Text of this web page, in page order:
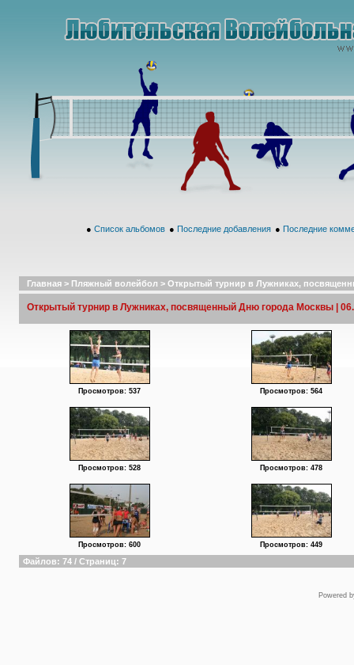
● Список альбомов ● Последние добавления ● Последние
Главная > Пляжный волейбол > Открытый турнир в Лужниках,
Открытый турнир в Лужниках, посвященный Дню города Москвы |
Просмотров: 537 Просмотров: 564
Просмотров: 528 Просмотров: 478
Просмотров: 600 Просмотров: 449
Файлов: 74 / Страниц: 7
Powered